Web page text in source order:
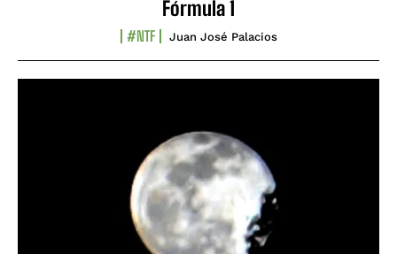
Fórmula 1
#NTF Juan José Palacios